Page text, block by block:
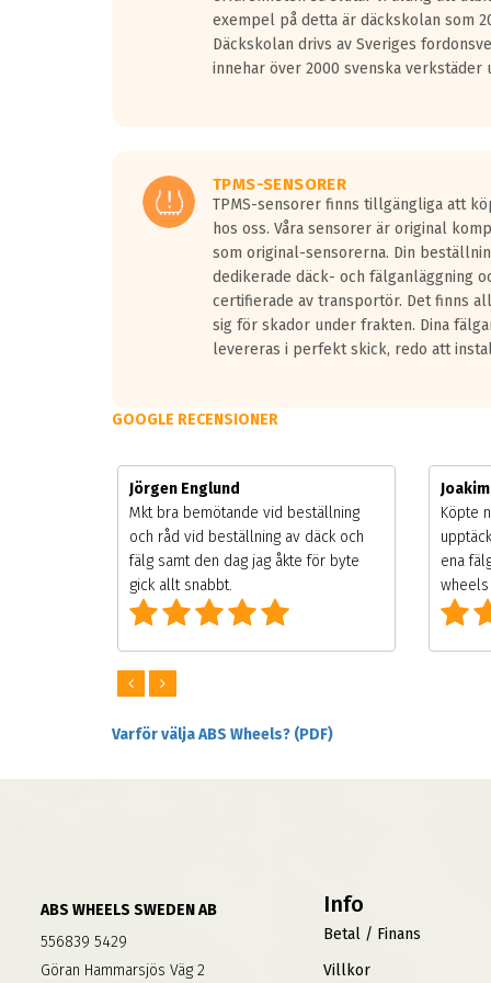
Vid körning i över 50km/h brukar
På däckmärkningen kommer det finnas en
medans de vita vågorna påvisar om det är ett tyst
Ett däck med tre svarta vågor uppnår de
exempel på detta är däckskolan som
Däckskolan drivs av Sveriges
innehar över 2000 svenska verkstäder
TPMS-SENSORER
TPMS-sensorer finns tillgängliga att
hos oss. Våra sensorer är original
som original-sensorerna. Din
dedikerade däck- och fälganläggning
certifierade av transportör. Det finns
sig för skador under frakten. Dina
levereras i perfekt skick, redo att
GOOGLE RECENSIONER
Jörgen Englund
Mkt bra bemötande vid beställning
och råd vid beställning av däck och
fälg samt den dag jag åkte för byte
gick allt snabbt.
Köpte
ena
Varför välja ABS Wheels? (PDF)
ABS WHEELS SWEDEN AB
556839 5429
Göran Hammarsjös Väg 2
Info
Betal / Finans
Villkor